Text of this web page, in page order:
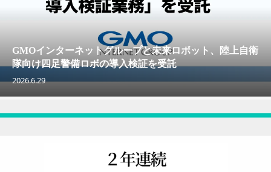
GMOインターネットグループと未来ロボット、陸上自衛
隊向け四足警備ロボの導入検証を受託
2026.6.29